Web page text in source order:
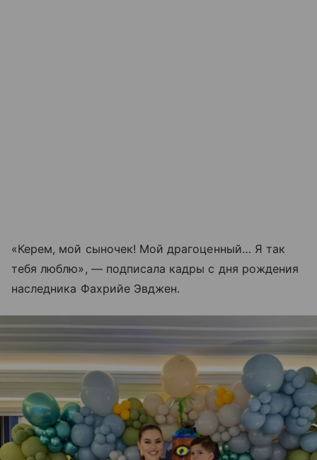
«Керем, мой сыночек! Мой драгоценный… Я так
тебя люблю», — подписала кадры с дня рождения
наследника Фахрийе Эвджен.